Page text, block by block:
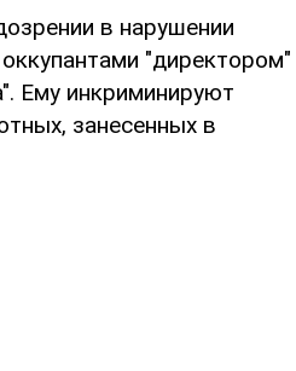
в нарушении
"директором"
Ему инкриминируют
занесенных в